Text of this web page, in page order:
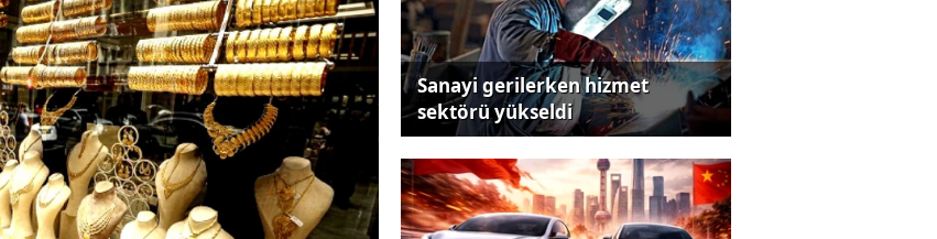
Sanayi gerilerken hizmet
sektörü yükseldi